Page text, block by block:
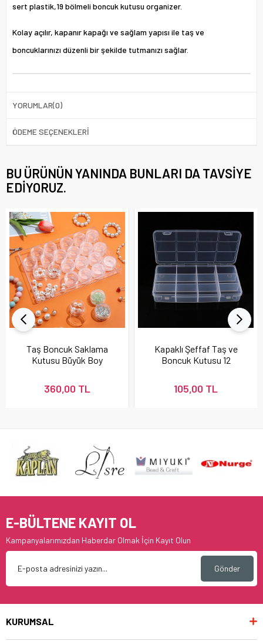
sert plastik,19 bölmeli boncuk kutusu organizer.
Kolay açılır, kapanır kapağı ve sağlam yapısı ile taş ve
boncuklarınızı düzenli bir şekilde tutmanızı sağlar.
YORUMLAR(0)
ÖDEME SEÇENEKLERI
BU ÜRÜNÜN YANINDA BUNLARI DA TAVSIYE
EDIYORUZ.
Taş Boncuk Saklama
Kutusu Büyük Boy
360,00 TL
Kapaklı Şeffaf Taş ve
Boncuk Kutusu 12
105,00 TL
E-BÜLTENE KAYIT OL
Kampanyalarımızdan Haberdar Olmak İçin Kayıt Olun
Gönder
KURUMSAL